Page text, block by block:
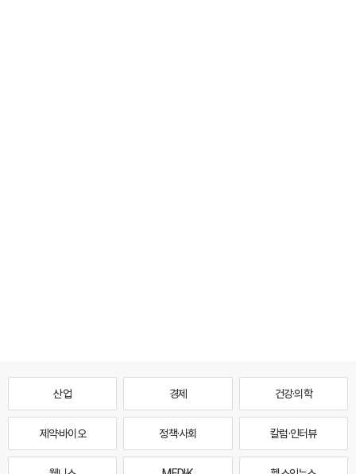
산업 경제 건강·의학
제약·바이오 정책·사회 칼럼·인터뷰